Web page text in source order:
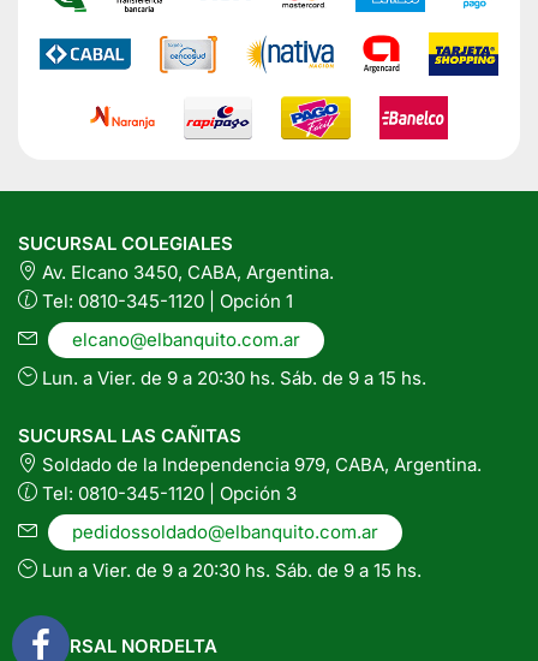
SUCURSAL COLEGIALES
Av. Elcano 3450, CABA, Argentina.
Tel: 0810-345-1120 | Opción 1
elcano@elbanquito.com.ar
Lun. a Vier. de 9 a 20:30 hs. Sáb. de 9 a 15 hs.
SUCURSAL LAS CAÑITAS
Soldado de la Independencia 979, CABA, Argentina.
Tel: 0810-345-1120 | Opción 3
pedidossoldado@elbanquito.com.ar
Lun a Vier. de 9 a 20:30 hs. Sáb. de 9 a 15 hs.
SUCURSAL NORDELTA